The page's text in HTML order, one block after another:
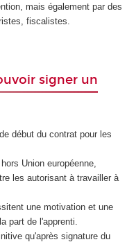
mais également par des
fiscalistes.
signer un
début du contrat pour les
Union européenne,
les autorisant à travailler à
une motivation et une
part de l'apprenti.
qu'après signature du